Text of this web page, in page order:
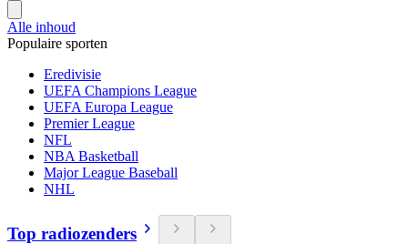
Alle inhoud
Populaire sporten
Eredivisie
UEFA Champions League
UEFA Europa League
Premier League
NFL
NBA Basketball
Major League Baseball
NHL
Top radiozenders